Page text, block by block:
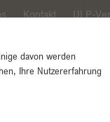
Kontakt ULP-
davon werden
Ihre Nutzererfahrung